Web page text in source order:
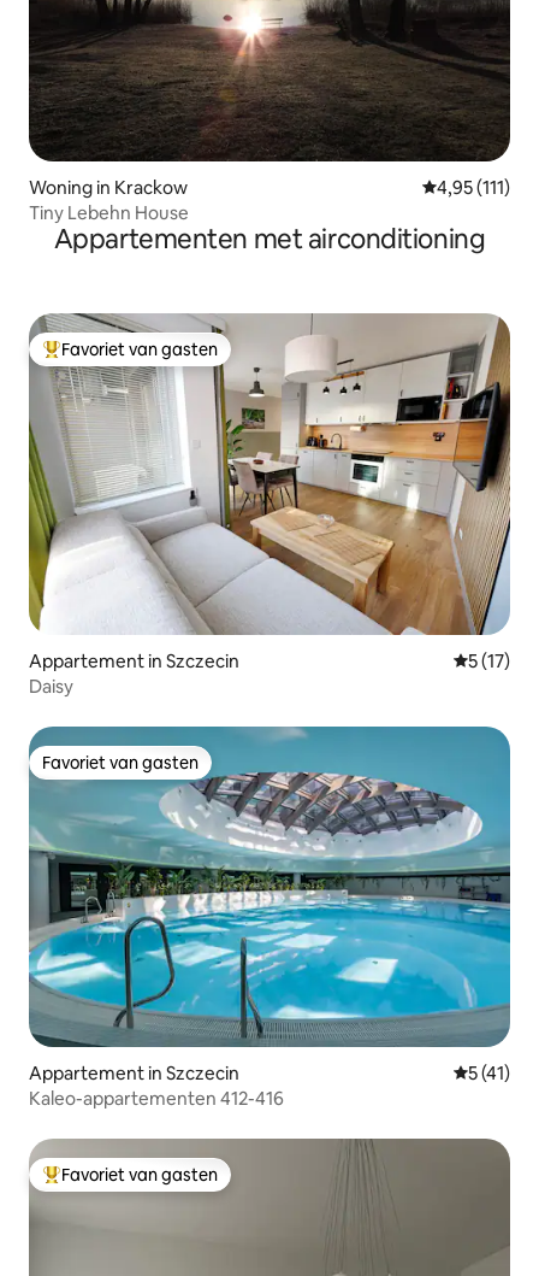
Woning in Krackow Gemiddelde
4,95 (111)
Tiny Lebehn House
Appartementen met airconditioning
Topfavoriet van gasten
Favoriet van gasten
Appartement in Szczecin
5 (17)
Daisy
Favoriet van gasten
Favoriet van gasten
Appartement in Szczecin
5 (41)
Kaleo-appartementen 412-416
Topfavoriet van gasten
Favoriet van gasten